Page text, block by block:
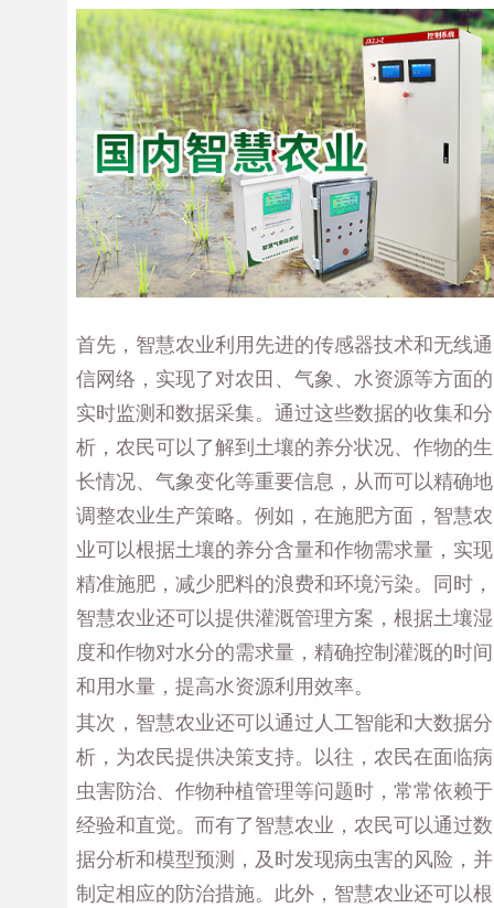
首先，智慧农业利用先进的传感器技术和无线通
信网络，实现了对农田、气象、水资源等方面的
实时监测和数据采集。通过这些数据的收集和分
析，农民可以了解到土壤的养分状况、作物的生
长情况、气象变化等重要信息，从而可以精确地
调整农业生产策略。例如，在施肥方面，智慧农
业可以根据土壤的养分含量和作物需求量，实现
精准施肥，减少肥料的浪费和环境污染。同时，
智慧农业还可以提供灌溉管理方案，根据土壤湿
度和作物对水分的需求量，精确控制灌溉的时间
和用水量，提高水资源利用效率。
其次，智慧农业还可以通过人工智能和大数据分
析，为农民提供决策支持。以往，农民在面临病
虫害防治、作物种植管理等问题时，常常依赖于
经验和直觉。而有了智慧农业，农民可以通过数
据分析和模型预测，及时发现病虫害的风险，并
制定相应的防治措施。此外，智慧农业还可以根